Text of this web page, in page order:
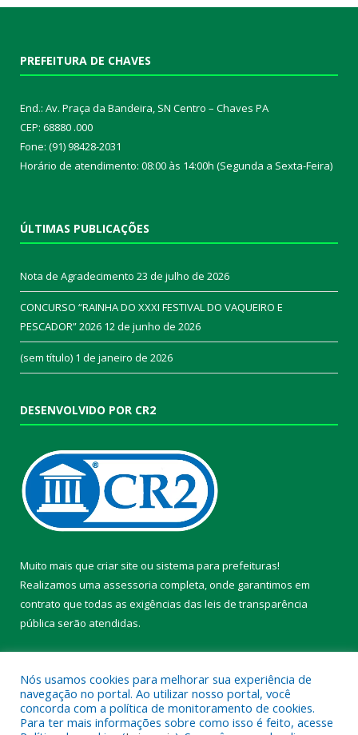
PREFEITURA DE CHAVES
End.: Av. Praça da Bandeira, SN Centro – Chaves PA
CEP: 68880 .000
Fone: (91) 98428-2031
Horário de atendimento: 08:00 às 14:00h (Segunda a Sexta-Feira)
ÚLTIMAS PUBLICAÇÕES
Nota de Agradecimento 23 de julho de 2026
CONCURSO “RAINHA DO XXXI FESTIVAL DO VAQUEIRO E
PESCADOR” 2026 12 de junho de 2026
(sem título) 1 de janeiro de 2026
DESENVOLVIDO POR CR2
Muito mais que criar site ou sistema para prefeituras!
Realizamos uma assessoria completa, onde garantimos em
contrato que todas as exigências das leis de transparência
pública serão atendidas.
Nós usamos cookies para melhorar sua experiência de
navegação no portal. Ao utilizar nosso portal, você
concorda com a política de monitoramento de cookies.
Para ter mais informações sobre como isso é feito, acesse